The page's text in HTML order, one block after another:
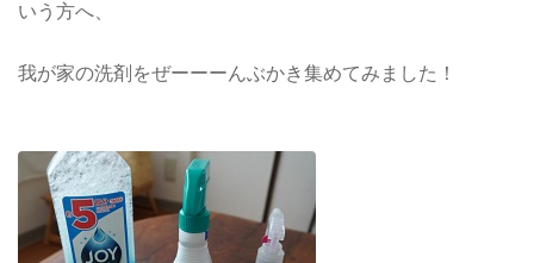
いう方へ、
我が家の洗剤をぜーーーんぶかき集めてみました！